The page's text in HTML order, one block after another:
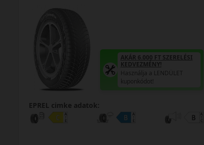
AKÁR 6.000 FT SZERELÉSI
KEDVEZMÉNY!
Használja a LENDÜLET
kuponkódot!
EPREL cimke adatok: